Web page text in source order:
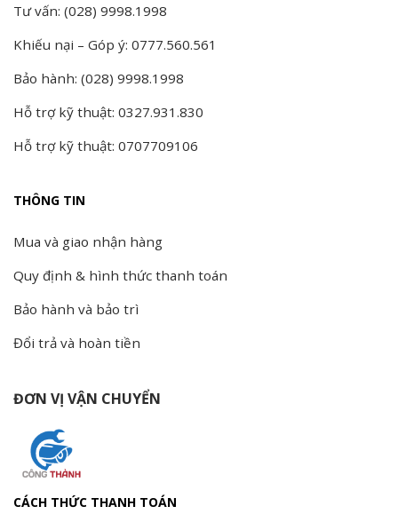
Tư vấn: (028) 9998.1998
Khiếu nại – Góp ý: 0777.560.561
Bảo hành: (028) 9998.1998
Hỗ trợ kỹ thuật: 0327.931.830
Hỗ trợ kỹ thuật: 0707709106
THÔNG TIN
Mua và giao nhận hàng
Quy định & hình thức thanh toán
Bảo hành và bảo trì
Đổi trả và hoàn tiền
ĐƠN VỊ VẬN CHUYỂN
CÁCH THỨC THANH TOÁN